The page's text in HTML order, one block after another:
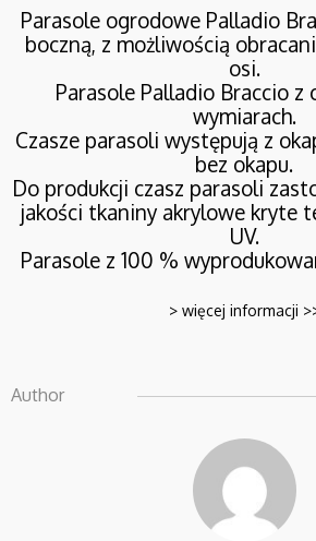
2022
LEONARDO
23
2021
PARASOLE
STANDARD
Parasole ogrodowe Palladio
boczną, z możliwością
osi.
Parasole Palladio Braccio z
wymiarach.
Czasze parasoli występują z
bez okapu.
Do produkcji czasz parasoli
jakości tkaniny akrylowe kryte
UV.
Parasole z 100 %
> więcej informacji
Author